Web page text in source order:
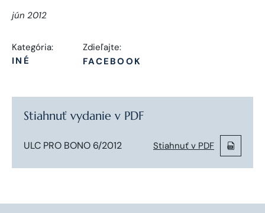
jún 2012
Kategória:
INÉ
Zdieľajte:
FACEBOOK
Stiahnuť vydanie v PDF
ULC PRO BONO 6/2012 Stiahnuť v PDF